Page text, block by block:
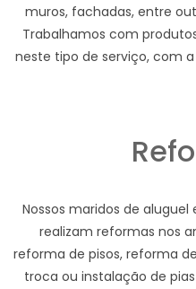
muros, fachadas, entre
Trabalhamos com
neste tipo de serviço, com
Nossos maridos de
realizam reformas nos
reforma de pisos, reforma
troca ou instalação de